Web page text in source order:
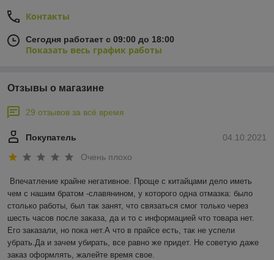
Контакты
Сегодня работает с 09:00 до 18:00
Показать весь график работы
Отзывы о магазине
29 отзывов за всё время
04.10.2021
Покупатель
Очень плохо
Впечатление крайне негативное. Проще с китайцами дело иметь
чем с нашим братом -славянином, у которого одна отмазка: было
столько работы, был так занят, что связаться смог только через
шесть часов после заказа, да и то с информацией что товара нет.
Его заказали, но пока нет.А что в прайсе есть, так не успели
убрать.Да и зачем убирать, все равно же придет. Не советую даже
заказ оформлять, жалейте время свое.